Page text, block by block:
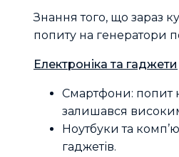
Знання того, що зараз
попиту на генератори
Електроніка та гаджети
Смартфони: попит
залишався
Ноутбуки та
гаджетів.